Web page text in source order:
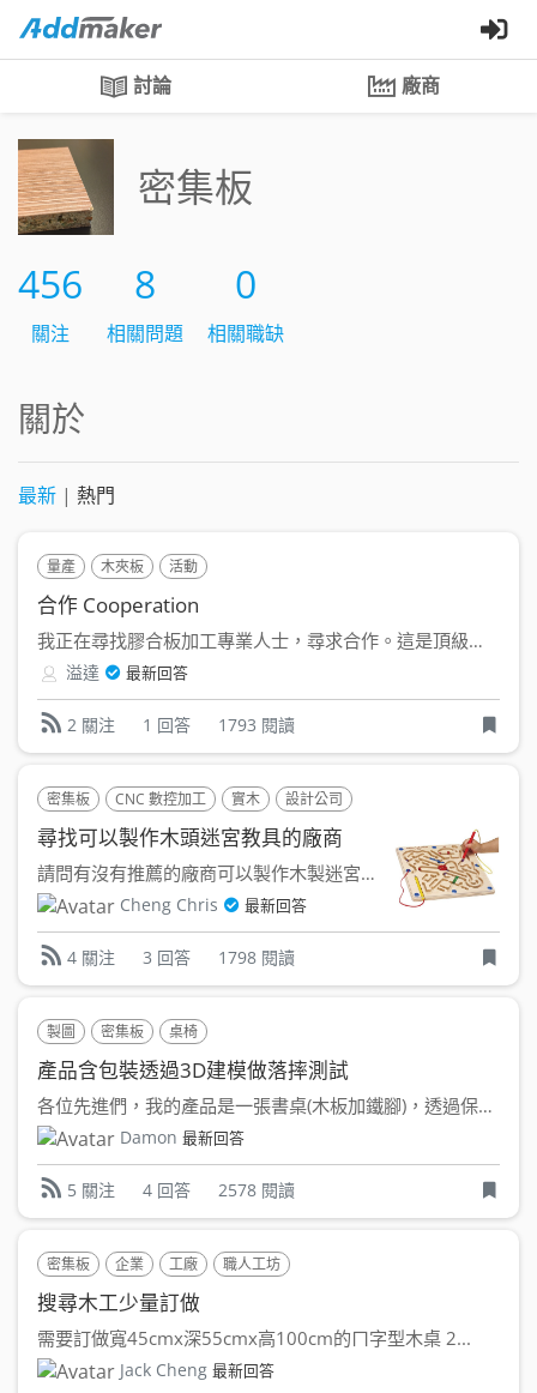
討論 廠商
密集板
456
關注
8
相關問題
0
相關職缺
關於
最新 | 熱門
量產 木夾板 活動
合作 Cooperation
我正在尋找膠合板加工專業人士，尋求合作。這是頂級產品，表面...
溢達 最新回答
2 關注 1 回答 1793 閱讀
密集板 CNC 數控加工 實木 設計公司
尋找可以製作木頭迷宮教具的廠商
請問有沒有推薦的廠商可以製作木製迷宮教具 需求數量為20...
Cheng Chris 最新回答
4 關注 3 回答 1798 閱讀
製圖 密集板 桌椅
產品含包裝透過3D建模做落摔測試
各位先進們，我的產品是一張書桌(木板加鐵腳)，透過保麗龍、紙...
Damon 最新回答
5 關注 4 回答 2578 閱讀
密集板 企業 工廠 職人工坊
搜尋木工少量訂做
需要訂做寬45cmx深55cmx高100cm的ㄇ字型木桌 2...
Jack Cheng 最新回答